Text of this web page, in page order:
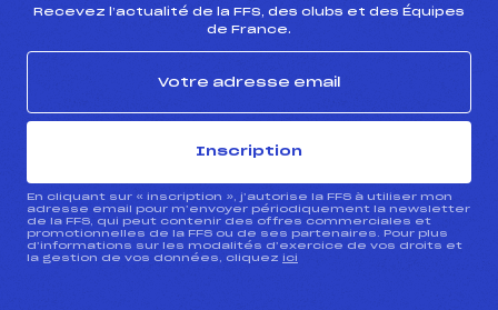
Recevez l’actualité de la FFS, des clubs et des Équipes
de France.
Inscription
En cliquant sur « inscription », j’autorise la FFS à utiliser mon
adresse email pour m’envoyer périodiquement la newsletter
de la FFS, qui peut contenir des offres commerciales et
promotionnelles de la FFS ou de ses partenaires. Pour plus
d’informations sur les modalités d’exercice de vos droits et
la gestion de vos données, cliquez ici